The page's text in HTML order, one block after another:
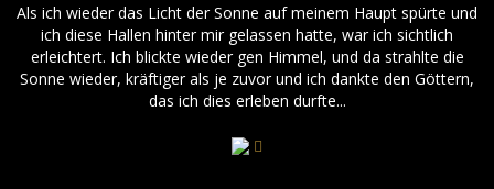
Als ich wieder das Licht der Sonne auf meinem Haupt spürte und
ich diese Hallen hinter mir gelassen hatte, war ich sichtlich
erleichtert. Ich blickte wieder gen Himmel, und da strahlte die
Sonne wieder, kräftiger als je zuvor und ich dankte den Göttern,
das ich dies erleben durfte...